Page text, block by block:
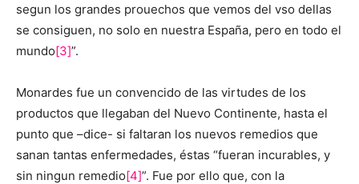
segun los grandes prouechos que vemos del vso dellas
se consiguen, no solo en nuestra España, pero en todo el
mundo[3]”.
Monardes fue un convencido de las virtudes de los
productos que llegaban del Nuevo Continente, hasta el
punto que –dice- si faltaran los nuevos remedios que
sanan tantas enfermedades, éstas “fueran incurables, y
sin ningun remedio[4]”. Fue por ello que, con la